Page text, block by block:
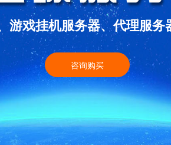
游戏挂机服务器、代理服
咨询购买